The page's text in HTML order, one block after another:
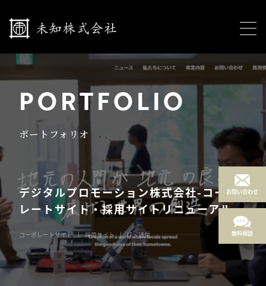
お問い合わせ
無料相談
PORTFOLIO
ポートフォリオ
デジタルプロモーション株式会社-コーポ
レートサイト・採用サイトリニューアル
コーポレートサイト 採用サイト IT・通信